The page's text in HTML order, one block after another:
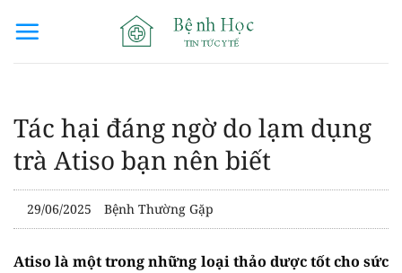
qua
Tác hại đáng ngờ do lạm dụng
trà Atiso bạn nên biết
29/06/2025 Bệnh Thường Gặp
Atiso là một trong những loại thảo dược tốt cho sức